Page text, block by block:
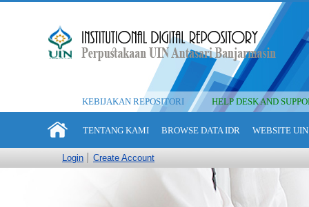
KEBIJAKAN REPOSITORI HELP DESK AND
TENTANG KAMI BROWSE DATA IDR WEBSITE
Login Create Account